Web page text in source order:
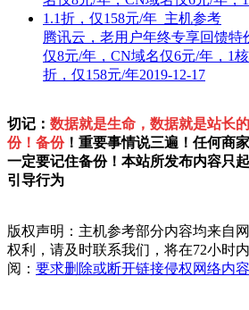
腾讯云，老用户年终专享回馈特
仅8元/年，CN域名仅6元/年，1
折，仅158元/年2019-12-17
切记： 数据就是生命，数据就是站长
份！备份！重要事情说三遍！任何商
一定要记住备份！本站所发布内容只
引导行为
版权声明：主机参考部分内容均来自
权利，请及时联系我们，将在72小时
阅： 要求删除或断开链接侵权网络内